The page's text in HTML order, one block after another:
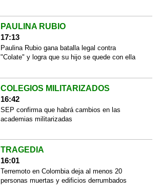
PAULINA RUBIO
17:13
Paulina Rubio gana batalla legal contra
"Colate" y logra que su hijo se quede con ella
COLEGIOS MILITARIZADOS
16:42
SEP confirma que habrá cambios en las
academias militarizadas
TRAGEDIA
16:01
Terremoto en Colombia deja al menos 20
personas muertas y edificios derrumbados